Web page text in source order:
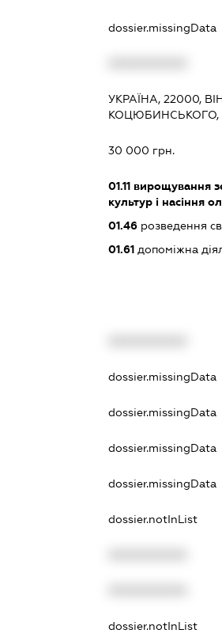
dossier.missingData
УКРАЇНА, 22000,
КОЦЮБИНСЬКОГО,
30 000 грн.
01.11 вирощування
культур і насіння
01.46 розведення
01.61 допоміжна
dossier.missingData
dossier.missingData
dossier.missingData
dossier.missingData
dossier.notInList
dossier.notInList